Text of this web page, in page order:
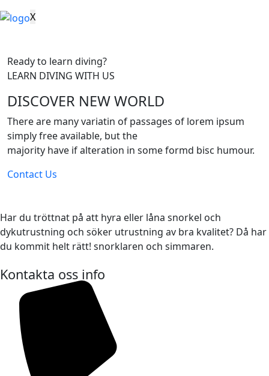
X
Ready to learn diving?
LEARN DIVING WITH US
DISCOVER NEW WORLD
There are many variatin of passages of lorem ipsum
simply free available, but the
majority have if alteration in some formd bisc humour.
Contact Us
Har du tröttnat på att hyra eller låna snorkel och
dykutrustning och söker utrustning av bra kvalitet? Då har
du kommit helt rätt! snorklaren och simmaren.
Kontakta oss info